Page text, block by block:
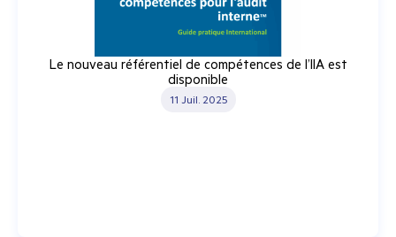
Le nouveau référentiel de compétences de l’IIA est
disponible
11 Juil. 2025